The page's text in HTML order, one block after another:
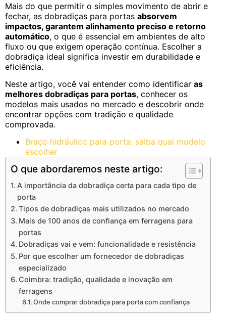
Mais do que permitir o simples movimento de abrir e
fechar, as dobradiças para portas absorvem
impactos, garantem alinhamento preciso e retorno
automático, o que é essencial em ambientes de alto
fluxo ou que exigem operação contínua. Escolher a
dobradiça ideal significa investir em durabilidade e
eficiência.
Neste artigo, você vai entender como identificar as
melhores dobradiças para portas, conhecer os
modelos mais usados no mercado e descobrir onde
encontrar opções com tradição e qualidade
comprovada.
Braço hidráulico para porta: saiba qual modelo
escolher
O que abordaremos neste artigo:
A importância da dobradiça certa para cada tipo de
porta
Tipos de dobradiças mais utilizados no mercado
Mais de 100 anos de confiança em ferragens para
portas
Dobradiças vai e vem: funcionalidade e resistência
Por que escolher um fornecedor de dobradiças
especializado
Coimbra: tradição, qualidade e inovação em
ferragens
Onde comprar dobradiça para porta com confiança